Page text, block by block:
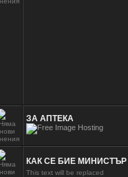
ЗА АПТЕКА
КАК СЕ БИЕ
This text will be replaced